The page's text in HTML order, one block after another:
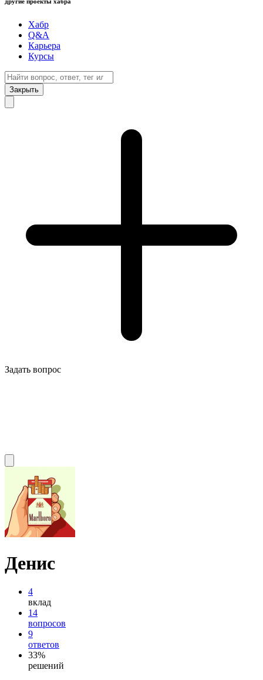
Хабр
Q&A
Карьера
Курсы
Закрыть
Задать вопрос
Денис
4
вклад
14
вопросов
9
ответов
33%
решений